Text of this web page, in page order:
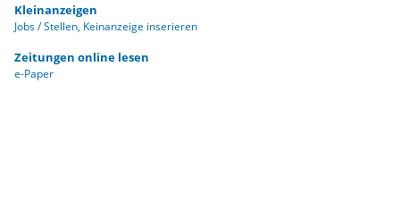
Kleinanzeigen
Jobs / Stellen Keinanzeige inserieren
Zeitungen online lesen
e-Paper